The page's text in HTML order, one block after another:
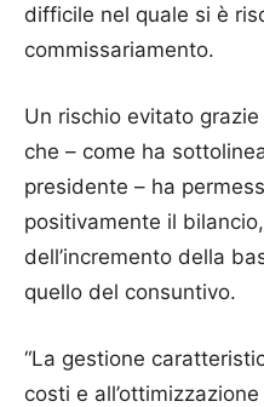
difficile nel quale si è
commissariamento.
Un rischio evitato
che – come ha
presidente – ha
positivamente il
dell’incremento della
quello del consuntivo.
“La gestione
costi e